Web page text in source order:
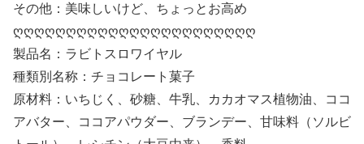
その他：美味しいけど、ちょっとお高め
ღღღღღღღღღღღღღღღღღღღღღღღ
製品名：ラビトスロワイヤル
種類別名称：チョコレート菓子
原材料：いちじく、砂糖、牛乳、カカオマス植物油、ココ
アバター、ココアパウダー、ブランデー、甘味料（ソルビ